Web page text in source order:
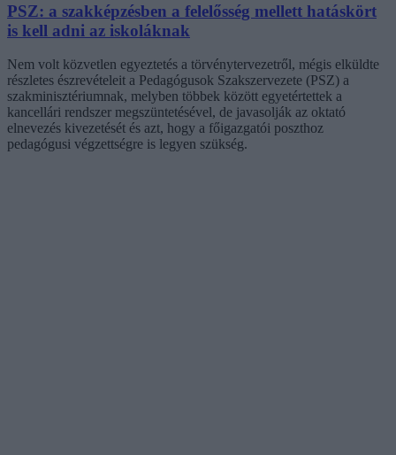
PSZ: a szakképzésben a felelősség mellett hatáskört
is kell adni az iskoláknak
Nem volt közvetlen egyeztetés a törvénytervezetről, mégis elküldte
részletes észrevételeit a Pedagógusok Szakszervezete (PSZ) a
szakminisztériumnak, melyben többek között egyetértettek a
kancellári rendszer megszüntetésével, de javasolják az oktató
elnevezés kivezetését és azt, hogy a főigazgatói poszthoz
pedagógusi végzettségre is legyen szükség.